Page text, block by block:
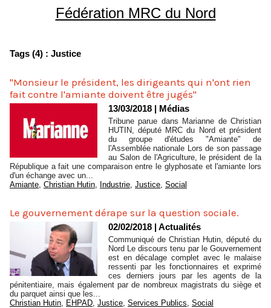
Fédération MRC du Nord
Tags (4) : Justice
"Monsieur le président, les dirigeants qui n'ont rien
fait contre l'amiante doivent être jugés"
13/03/2018| Médias
Tribune parue dans Marianne de Christian
HUTIN, député MRC du Nord et président
du groupe d'études "Amiante" de
l'Assemblée nationale Lors de son passage
au Salon de l'Agriculture, le président de la
République a fait une comparaison entre le glyphosate et l'amiante lors
d'un échange avec un...
Amiante, Christian Hutin, Industrie, Justice, Social
Le gouvernement dérape sur la question sociale.
02/02/2018| Actualités
Communiqué de Christian Hutin, député du
Nord Le discours tenu par le Gouvernement
est en décalage complet avec le malaise
ressenti par les fonctionnaires et exprimé
ces derniers jours par les agents de la
pénitentiaire, mais également par de nombreux magistrats du siège et
du parquet ainsi que les...
Christian Hutin, EHPAD, Justice, Services Publics, Social